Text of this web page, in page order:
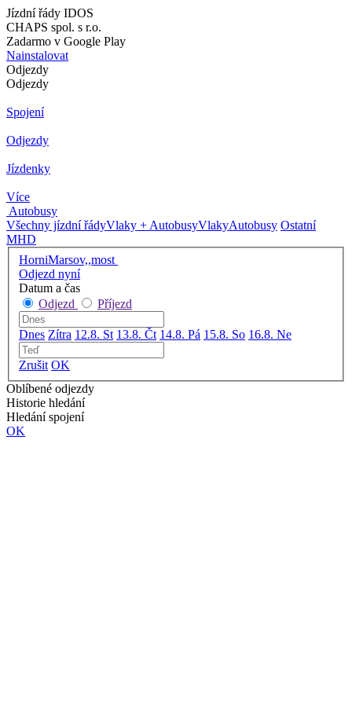
Jízdní řády IDOS
CHAPS spol. s r.o.
Zadarmo v Google Play
Nainstalovat
Odjezdy
Odjezdy
Spojení
Odjezdy
Jízdenky
Více
Autobusy
Všechny jízdní řádyVlaky + AutobusyVlakyAutobusy Ostatní
MHD
HorniMarsov,,most
Odjezd nyní
Datum a čas
Odjezd
Příjezd
Dnes Zítra 12.8. St 13.8. Čt 14.8. Pá 15.8. So 16.8. Ne
Zrušit OK
Oblíbené odjezdy
Historie hledání
Hledání spojení
OK